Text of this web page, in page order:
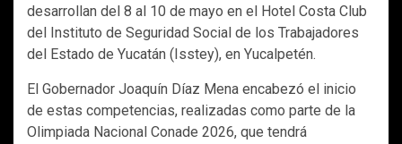
desarrollan del 8 al 10 de mayo en el Hotel Costa Club
del Instituto de Seguridad Social de los Trabajadores
del Estado de Yucatán (Isstey), en Yucalpetén.
El Gobernador Joaquín Díaz Mena encabezó el inicio
de estas competencias, realizadas como parte de la
Olimpiada Nacional Conade 2026, que tendrá